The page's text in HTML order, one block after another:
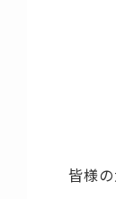
皆様